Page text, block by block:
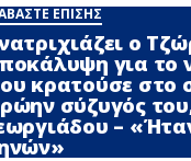
ΕΠΙΣΗΣ
ο
για το
κρατούσε στο
σύζυγός
–